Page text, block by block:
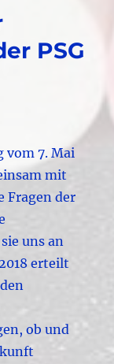
PSG
7. Mai
mit
Fragen der
uns an
erteilt
ob und